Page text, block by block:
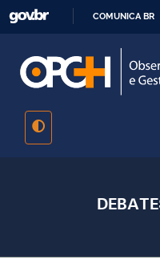
Pular
conteúdo
principal
COMUNICA BR